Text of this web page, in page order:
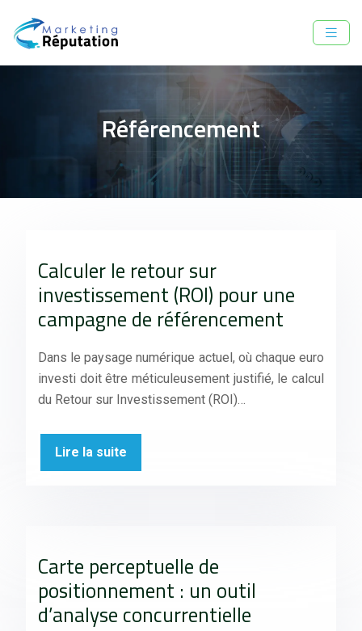
Référencement
Calculer le retour sur
investissement (ROI) pour une
campagne de référencement
Dans le paysage numérique actuel, où chaque euro
investi doit être méticuleusement justifié, le calcul
du Retour sur Investissement (ROI)…
Lire la suite
Carte perceptuelle de
positionnement : un outil
d’analyse concurrentielle